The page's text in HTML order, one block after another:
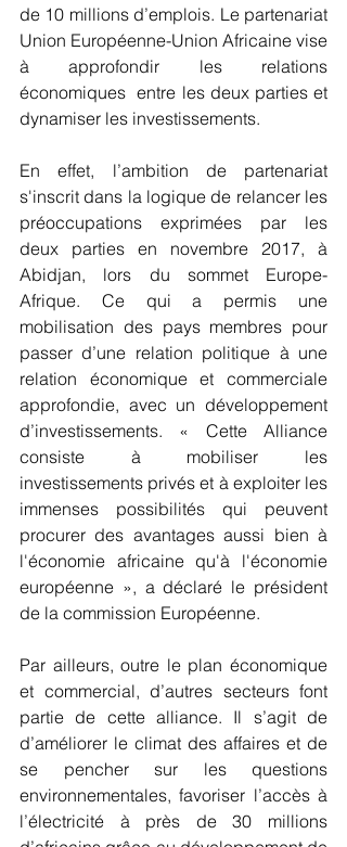
de 10 millions d’emplois. Le partenariat
Union Européenne-Union Africaine vise
à approfondir les relations
économiques  entre les deux parties et
dynamiser les investissements.
En effet, l’ambition de partenariat
s'inscrit dans la logique de relancer les
préoccupations exprimées par les
deux parties en novembre 2017, à
Abidjan, lors du sommet Europe-
Afrique. Ce qui a permis une
mobilisation des pays membres pour
passer d’une relation politique à une
relation économique et commerciale
approfondie, avec un développement
d’investissements. « Cette Alliance
consiste à mobiliser les
investissements privés et à exploiter les
immenses possibilités qui peuvent
procurer des avantages aussi bien à
l'économie africaine qu'à l'économie
européenne », a déclaré le président
de la commission Européenne.
Par ailleurs, outre le plan économique
et commercial, d’autres secteurs font
partie de cette alliance. Il s’agit de
d’améliorer le climat des affaires et de
se pencher sur les questions
environnementales, favoriser l’accès à
l’électricité à près de 30 millions